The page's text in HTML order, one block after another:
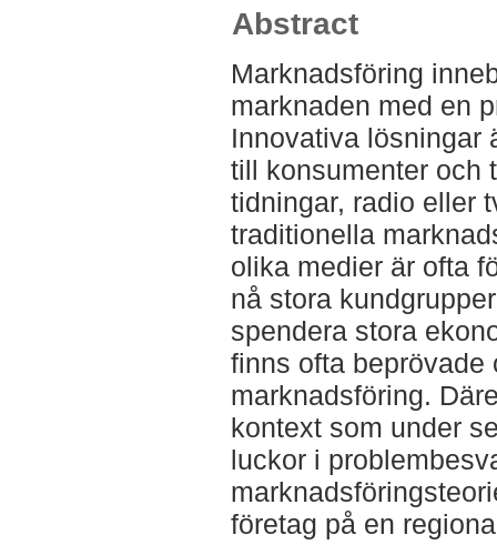
Abstract
Marknadsföring
marknaden med en
Innovativa lösningar
till konsumenter och
tidningar, radio eller
traditionella
olika medier är ofta
nå stora
spendera stora
finns ofta beprövade
marknadsföring.
kontext som under
luckor i
företag på en